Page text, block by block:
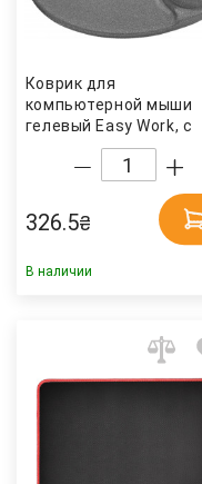
Коврик для
компьютерной мыши
гелевый Easy Work, с
подушкой под
сер. Defender
326.5₴
В наличии